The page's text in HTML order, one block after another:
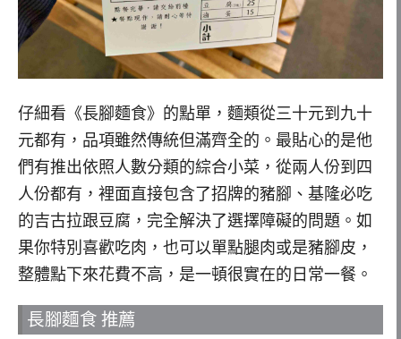
仔細看《長腳麵食》的點單，麵類從三十元到九十
元都有，品項雖然傳統但滿齊全的。最貼心的是他
們有推出依照人數分類的綜合小菜，從兩人份到四
人份都有，裡面直接包含了招牌的豬腳、基隆必吃
的吉古拉跟豆腐，完全解決了選擇障礙的問題。如
果你特別喜歡吃肉，也可以單點腿肉或是豬腳皮，
整體點下來花費不高，是一頓很實在的日常一餐。
長腳麵食 推薦